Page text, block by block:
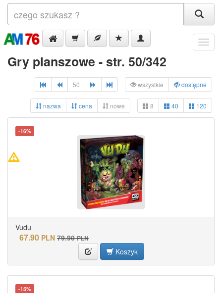
Menu
Gry planszowe - str. 50/342
50 wszystkie dostępne
nazwa cena nowe 8 40 120
-16%
Vudu
67.90 PLN 79.90 PLN
Koszyk
-15%